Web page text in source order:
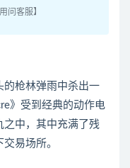
问客服】
的枪林弹雨中杀出一
》受到经典的动作电
之中，其中充满了残
易场所。